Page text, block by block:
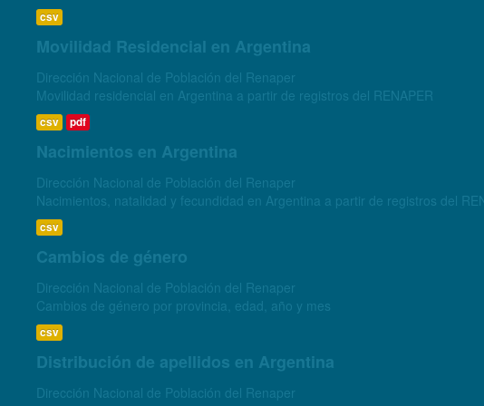
csv
Movilidad Residencial en Argentina
Dirección Nacional de Población del Renaper
Movilidad residencial en Argentina a partir de registros del RENAPER
csv pdf
Nacimientos en Argentina
Dirección Nacional de Población del Renaper
Nacimientos, natalidad y fecundidad en Argentina a partir de registros del
csv
Cambios de género
Dirección Nacional de Población del Renaper
Cambios de género por provincia, edad, año y mes
csv
Distribución de apellidos en Argentina
Dirección Nacional de Población del Renaper